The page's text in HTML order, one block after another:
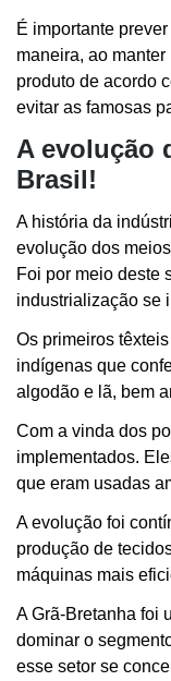
É importante
maneira, ao
produto de acordo
evitar as famosas
A evolução
Brasil!
A história da
evolução dos
Foi por meio deste
industrialização se
Os primeiros
indígenas que
algodão e lã, bem
Com a vinda dos
implementados.
que eram usadas
A evolução foi
produção de
máquinas mais
A Grã-Bretanha foi
dominar o
esse setor se